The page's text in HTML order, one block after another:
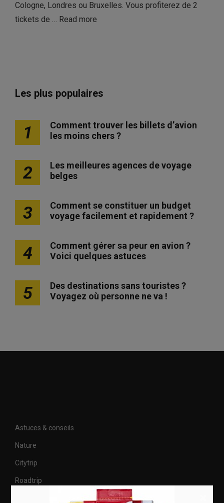
Cologne, Londres ou Bruxelles. Vous profiterez de 2
tickets de … Read more
Les plus populaires
1
Comment trouver les billets d’avion
les moins chers ?
2
Les meilleures agences de voyage
belges
3
Comment se constituer un budget
voyage facilement et rapidement ?
4
Comment gérer sa peur en avion ?
Voici quelques astuces
5
Des destinations sans touristes ?
Voyagez où personne ne va !
Astuces & conseils
Nature
Citytrip
Roadtrip